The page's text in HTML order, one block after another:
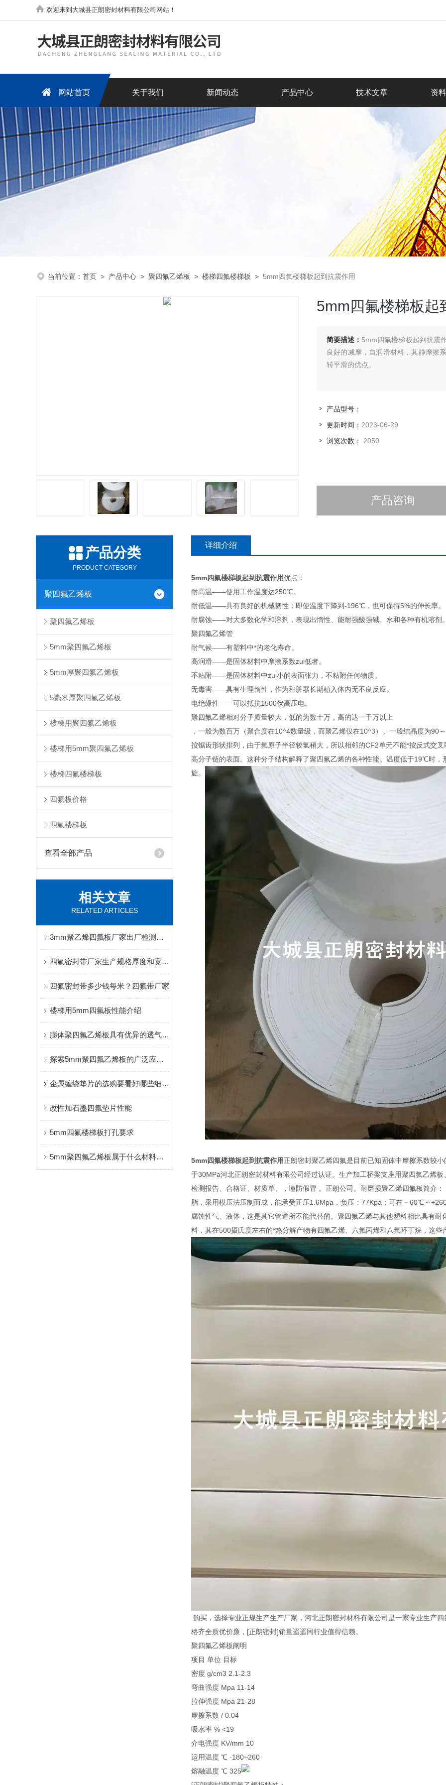
欢迎来到大城县正朗密封材料有限公司网站！
网站首页 关于我们 新闻动态 产品中心 技术文章 资
当前位置： 首页 > 产品中心 > 聚四氟乙烯板 > 楼梯四氟楼梯板 > 5mm四氟楼梯板起到抗震作用
5mm四氟楼梯板起
简要描述： 5mm四氟楼梯板起到抗震
良好的减摩，自润滑材料，其静摩擦
转平滑的优点。
产品型号：
更新时间： 2023-06-29
浏览次数： 2050
产品咨询
产品分类
PRODUCT CATEGORY
聚四氟乙烯板
聚四氟乙烯板
5mm聚四氟乙烯板
5mm厚聚四氟乙烯板
5毫米厚聚四氟乙烯板
楼梯用聚四氟乙烯板
楼梯用5mm聚四氟乙烯板
楼梯四氟楼梯板
四氟板价格
四氟楼梯板
查看全部产品
相关文章
RELATED ARTICLES
3mm聚乙烯四氟板厂家出厂检测报告
四氟密封带厂家生产规格厚度和宽度是多少？
四氟密封带多少钱每米？四氟带厂家
楼梯用5mm四氟板性能介绍
膨体聚四氟乙烯板具有优异的透气性和液体透过性
探索5mm聚四氟乙烯板的广泛应用领域及市场前景
金属缠绕垫片的选购要看好哪些细节？
改性加石墨四氟垫片性能
5mm四氟楼梯板打孔要求
5mm聚四氟乙烯板属于什么材料？硬度怎么样？
详细介绍
5mm四氟楼梯板起到抗震作用优点：
耐高温——使用工作温度达250℃。
耐低温——具有良好的机械韧性；即使温度下降到-196℃，也可保持5%的伸长率。
耐腐蚀——对大多数化学和溶剂，表现出惰性、能耐强酸强碱、水和各种有机溶剂
聚四氟乙烯管
耐气候——有塑料中*的老化寿命。
高润滑——是固体材料中摩擦系数zui低者。
不粘附——是固体材料中zui小的表面张力，不粘附任何物质。
无毒害——具有生理惰性，作为和脏器长期植入体内无不良反应。
电绝缘性——可以抵抗1500伏高压电。
聚四氟乙烯相对分子质量较大，低的为数十万，高的达一千万以上
，一般为数百万（聚合度在10^4数量级，而聚乙烯仅在10^3）。一般结晶度为
按锯齿形状排列，由于氟原子半径较氢稍大，所以相邻的CF2单元不能*按反式交
高分子链的表面。这种分子结构解释了聚四氟乙烯的各种性能。温度低于19℃时
旋。
5mm四氟楼梯板起到抗震作用正朗密封聚乙烯四氟是目前已知固体中摩擦系数较
于30MPa河北正朗密封材料有限公司经过认证。生产加工桥梁支座用聚四氟乙烯
检测报告、合格证、材质单、，谨防假冒 。正朗公司。耐磨损聚乙烯四氟板简介
脂，采用模压法压制而成，能承受正压1.6Mpa，负压：77Kpa；可在－60℃～
腐蚀性气、液体，这是其它管道所不能代替的。聚四氟乙烯与其他塑料相比具有
料，其在500摄氏度左右的*热分解产物有四氟乙烯、六氟丙烯和八氟环丁烷，这
购买 ，选择专业正规生产生产厂家，河北正朗密封材料有限公司是一家专业生产
格齐全质优价廉，[正朗密封]销量遥遥同行业值得信赖。
聚四氟乙烯板阐明
项目 单位 目标
密度 g/cm3 2.1-2.3
弯曲强度 Mpa 11-14
拉伸强度 Mpa 21-28
摩擦系数 / 0.04
吸水率 % <19
介电强度 KV/mm 10
运用温度 ℃ -180~260
熔融温度 ℃ 325